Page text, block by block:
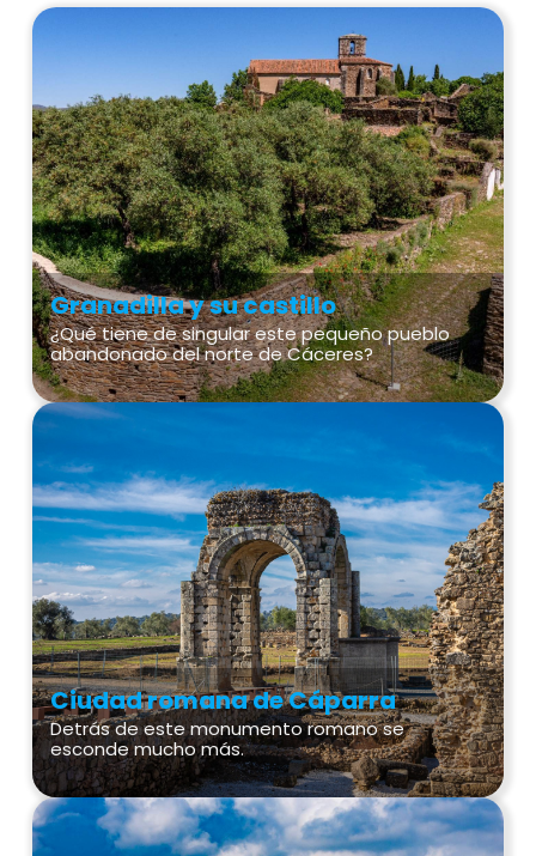
Granadilla y su castillo
¿Qué tiene de singular este pequeño pueblo
abandonado del norte de Cáceres?
Ciudad romana de Cáparra
Detrás de este monumento romano se
esconde mucho más.